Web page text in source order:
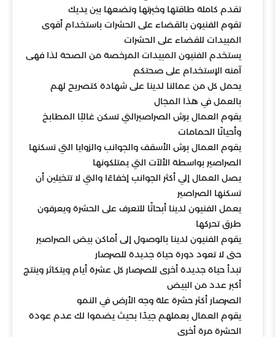
تقدم كاملة طاقتها وخبرتها وتضعها بين يديك
تقوم الفنيون بالقضاء على الحشرات باستخدام أقوى
المبيدات للقضاء على الحشرات
يستخدم الفنيون المبيدات المرخصة من الصحة لذا فهى
آمنه الإستخدام على صحتكم
يحمل كل من عمالنا لدينا على شهادة كتصريح لهم
بالعمل في هذا المجال
يقوم العمال برش الصراصيرالتي تسكن غالبًا المطابخ
وأحيانًا الحمامات
يقوم العمال برش الأسقف والجوانب والزوايا التي تسكنها
الصراصير بواسطة الألآت التي يمتلكونها
يصل العمال إلي أكثر الجوانب إخفاءًا والتي لا تتخيلين أن
تسكنها الصراصير
يعمل الفنيون لدينا أبحاثًا للتعرف على الحشرة ويعرفون
طرق تحركها
يقوم الفنيون لدينا بالوصول إلى أماكن بيض الصراصير
حتى لا تعود دورة حياة جديدة للصرصار
تبدأ حياة جديدة أخرى للصرصار كل عشرة أيام ويتكاثر وينتج
أكبر عدد من البيض
الصرصار أكثر حشرة علة وجه الأرض في النمو
يقوم العمال بعملهم جيدًا بحيث يضموا لك عدم عودة
الحشرة مرة أخرى